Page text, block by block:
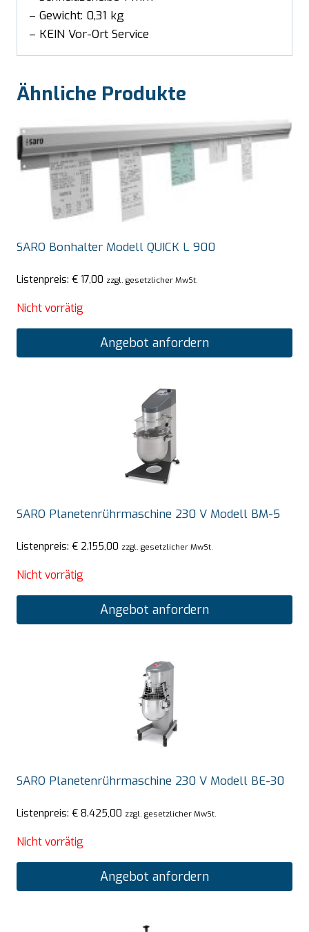
– Gewicht: 0,31 kg
– KEIN Vor-Ort Service
Ähnliche Produkte
SARO Bonhalter Modell QUICK L 900
Listenpreis: € 17,00 zzgl. gesetzlicher MwSt.
Nicht vorrätig
Angebot anfordern
SARO Planetenrührmaschine 230 V Modell BM-5
Listenpreis: € 2.155,00 zzgl. gesetzlicher MwSt.
Nicht vorrätig
Angebot anfordern
SARO Planetenrührmaschine 230 V Modell BE-30
Listenpreis: € 8.425,00 zzgl. gesetzlicher MwSt.
Nicht vorrätig
Angebot anfordern